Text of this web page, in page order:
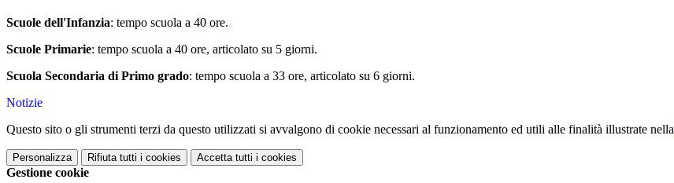
Scuole dell'Infanzia: tempo scuola a 40 ore.
Scuole Primarie: tempo scuola a 40 ore, articolato su 5 giorni.
Scuola Secondaria di Primo grado: tempo scuola a 33 ore, articolato su 6 giorni.
Notizie
Questo sito o gli strumenti terzi da questo utilizzati si avvalgono di cookie necessari al funzionamento ed utili alle finalità illustrate nella
Personalizza Rifiuta tutti i cookies Accetta tutti i cookies
Gestione cookie